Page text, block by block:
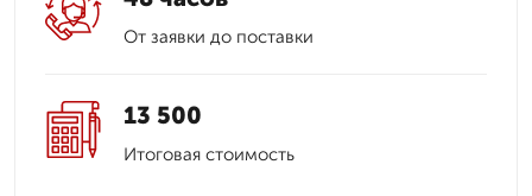
От заявки до поставки
13 500
Итоговая стоимость